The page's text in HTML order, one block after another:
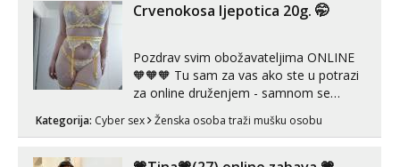
Crvenokosa ljepotica 20g. 🤭
Pozdrav svim obožavateljima ONLINE
🧡🧡🧡 Tu sam za vas ako ste u potrazi
za online druženjem - samnom se
možete zabaviti preko videopoziva, ili
ako vam nisam dovoljna radim i u paru i
Kategorija: Cyber sex Ženska osoba traži mušku osobu